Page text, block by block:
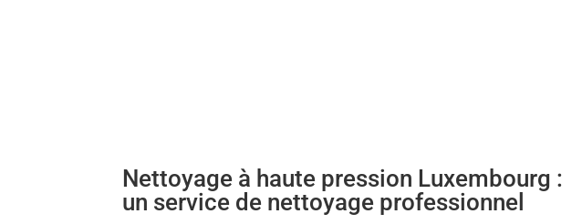
Nettoyage à haute pression Luxembourg :
un service de nettoyage professionnel